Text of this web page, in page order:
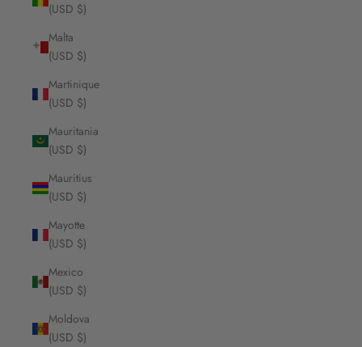
(USD $)
Malta
(USD $)
Martinique
(USD $)
Mauritania
(USD $)
Mauritius
(USD $)
Mayotte
(USD $)
Mexico
(USD $)
Moldova
(USD $)